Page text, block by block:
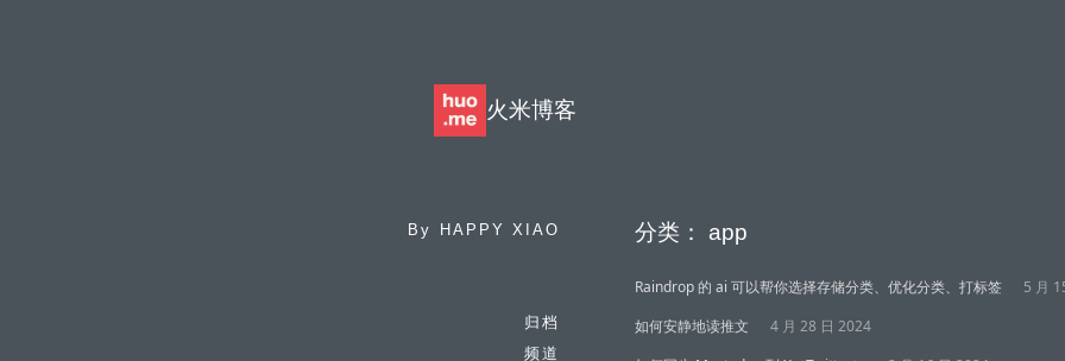
火米博客
By HAPPY XIAO
归档
频道
分类： app
Raindrop 的 ai 可以帮你选择存储分类、优化分类、打标签
5 月
如何安静地读推文
4 月 28 日 2024